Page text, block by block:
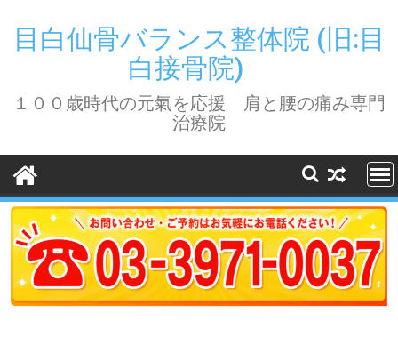
content
目白仙骨バランス整体院 (旧:目
白接骨院)
１００歳時代の元氣を応援 肩と腰の痛み専門
治療院